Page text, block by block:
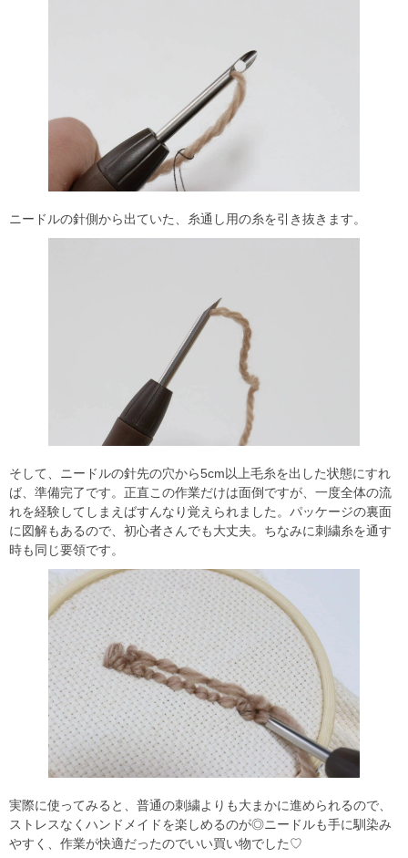
ニードルの針側から出ていた、糸通し用の糸を引き抜きます。
そして、ニードルの針先の穴から5cm以上毛糸を出した状態にすれ
ば、準備完了です。正直この作業だけは面倒ですが、一度全体の流
れを経験してしまえばすんなり覚えられました。パッケージの裏面
に図解もあるので、初心者さんでも大丈夫。ちなみに刺繍糸を通す
時も同じ要領です。
実際に使ってみると、普通の刺繍よりも大まかに進められるので、
ストレスなくハンドメイドを楽しめるのが◎ニードルも手に馴染み
やすく、作業が快適だったのでいい買い物でした♡